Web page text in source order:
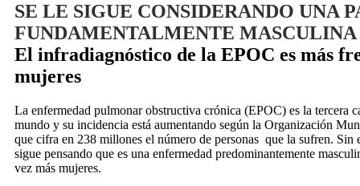
SE LE SIGUE CONSIDERANDO UNA
FUNDAMENTALMENTE MASCULINA
El infradiagnóstico de la EPOC es más
mujeres
La enfermedad pulmonar obstructiva crónica (EPOC) es la tercera
mundo y su incidencia está aumentando según la Organización
que cifra en 238 millones el número de personas que la sufren. Sin
sigue pensando que es una enfermedad predominantemente
vez más mujeres.